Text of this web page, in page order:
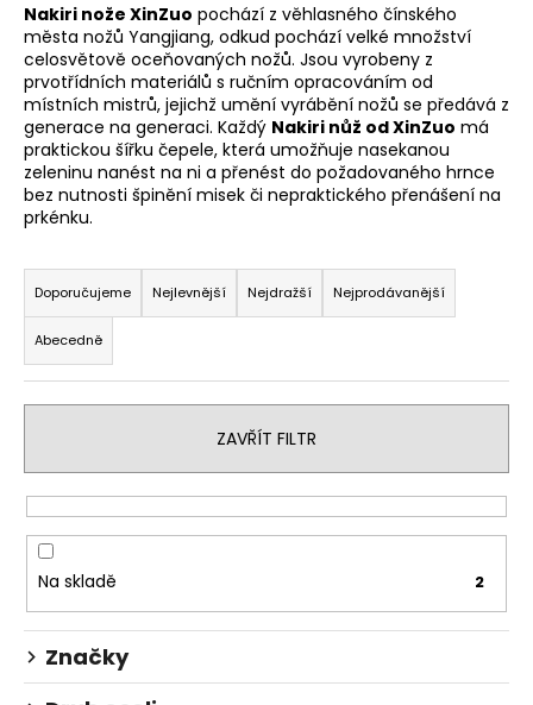
Nakiri nože XinZuo pochází z věhlasného čínského
města nožů Yangjiang, odkud pochází velké množství
celosvětově oceňovaných nožů. Jsou vyrobeny z
prvotřídních materiálů s ručním opracováním od
místních mistrů, jejichž umění vyrábění nožů se předává z
generace na generaci. Každý Nakiri nůž od XinZuo má
praktickou šířku čepele, která umožňuje nasekanou
zeleninu nanést na ni a přenést do požadovaného hrnce
bez nutnosti špinění misek či nepraktického přenášení na
prkénku.
Ř
a
z
e
n
r
o
d
u
k
t
ů
Doporučujeme Nejlevnější Nejdražší Nejprodávanější
Abecedně
ZAVŘÍT FILTR
Na skladě 2
Značky
e
t
e
n
a
j
í
t
?
D
o
p
o
u
č
u